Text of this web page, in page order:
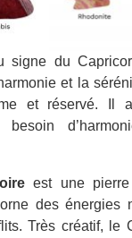
signe du
et la
et réservé. Il
est une pierre
des énergies
Très créatif, le